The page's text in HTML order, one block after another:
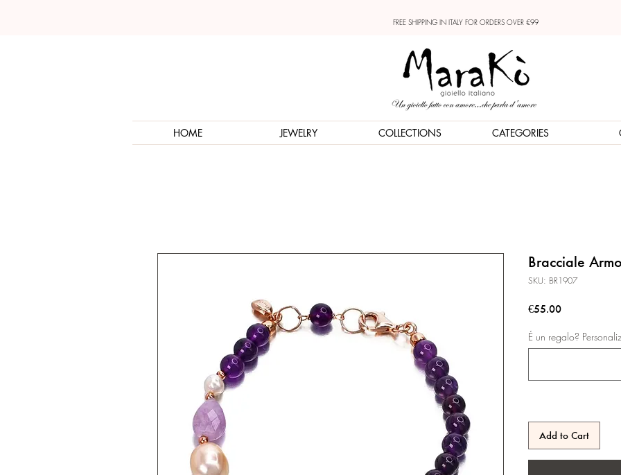
FREE SHIPPING IN ITALY FOR ORDERS OVER €99
HOME JEWELRY COLLECTIONS CATEGORIES
Bracciale
SKU: BR1907
€55.00Price
É un regalo?
Add to Cart